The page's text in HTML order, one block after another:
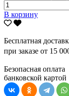
В корзину
Бесплатная
при заказе от 15
Безопасная оплата
банковской картой